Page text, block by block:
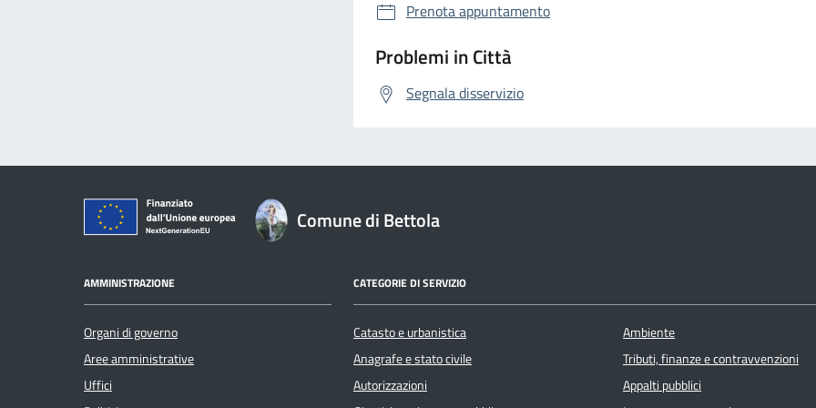
Prenota appuntamento
Problemi in Città
Segnala disservizio
Comune di Bettola
AMMINISTRAZIONE
Organi di governo
Aree amministrative
Uffici
CATEGORIE DI SERVIZIO
Catasto e urbanistica
Anagrafe e stato civile
Autorizzazioni
Ambiente
Tributi, finanze e contravvenzioni
Appalti pubblici